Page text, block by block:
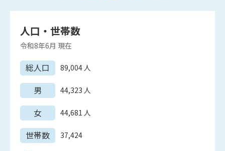
人口・世帯数
令和8年6月 現在
総人口 89,004人
男 44,323 人
女 44,681 人
世帯数 37,424